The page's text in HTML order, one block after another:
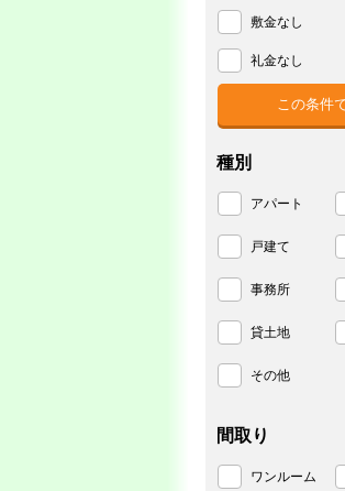
敷金なし
礼金なし
種別
アパート
戸建て
事務所
貸土地
その他
間取り
ワンルーム